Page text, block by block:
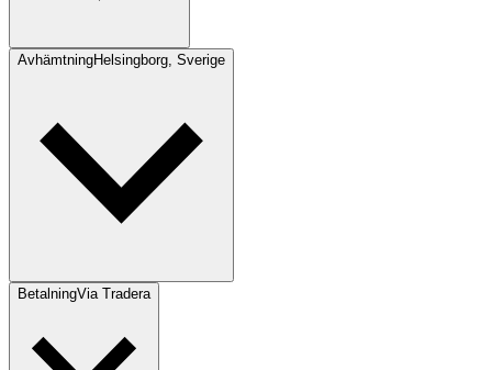
AvhämtningHelsingborg, Sverige
BetalningVia Tradera